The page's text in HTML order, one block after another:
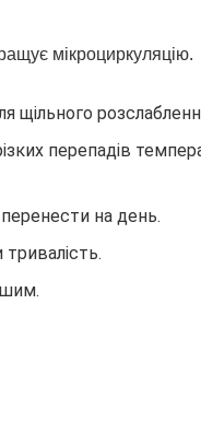
мікроциркуляцію.
щільного
перепадів
на день.